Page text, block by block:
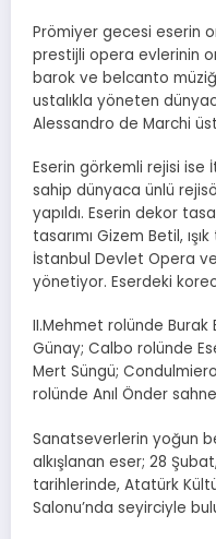
Prömiyer gecesi eserin
prestijli opera evlerinin
barok ve belcanto
ustalıkla yöneten
Alessandro de Marchi
Eserin görkemli rejisi ise
sahip dünyaca ünlü
yapıldı. Eserin dekor
tasarımı Gizem Betil,
İstanbul Devlet Opera
yönetiyor. Eserdeki
II.Mehmet rolünde Burak
Günay; Calbo rolünde
Mert Süngü;
rolünde Anıl Önder
Sanatseverlerin yoğun
alkışlanan eser; 28
tarihlerinde, Atatürk
Salonu’nda seyirciyle